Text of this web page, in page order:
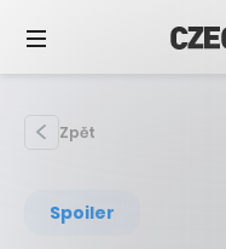
Zpět
Spoiler